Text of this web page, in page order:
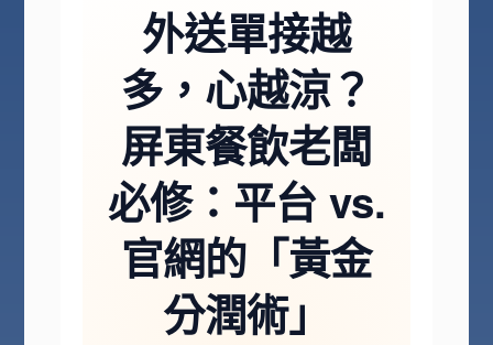
外送單接越
多，心越涼？
屏東餐飲老闆
必修：平台 vs.
官網的「黃金
分潤術」